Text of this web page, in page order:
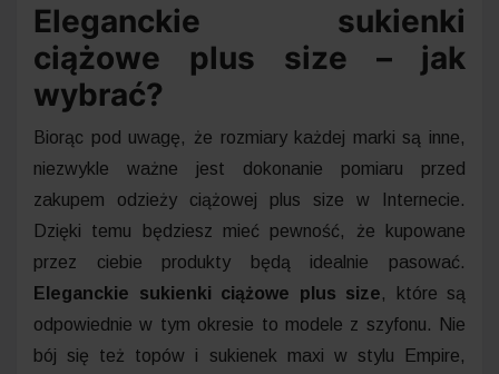
Eleganckie sukienki
ciążowe plus size – jak
wybrać?
Biorąc pod uwagę, że rozmiary każdej marki są inne,
niezwykle ważne jest dokonanie pomiaru przed
zakupem odzieży ciążowej plus size w Internecie.
Dzięki temu będziesz mieć pewność, że kupowane
przez ciebie produkty będą idealnie pasować.
Eleganckie sukienki ciążowe plus size, które są
odpowiednie w tym okresie to modele z szyfonu. Nie
bój się też topów i sukienek maxi w stylu Empire,